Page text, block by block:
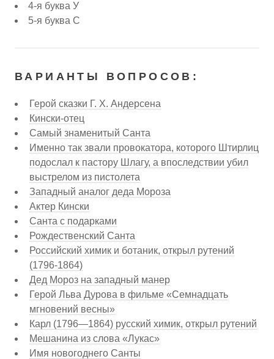
4-я буква У
5-я буква С
ВАРИАНТЫ ВОПРОСОВ:
Герой сказки Г. Х. Андерсена
Кински-отец
Самый знаменитый Санта
Именно так звали провокатора, которого Штирлиц
подослал к пастору Шлагу, а впоследствии убил
выстрелом из пистолета
Западный аналог деда Мороза
Актер Кински
Санта с подарками
Рождественский Санта
Российский химик и ботаник, открыл рутений
(1796-1864)
Дед Мороз на западный манер
Герой Льва Дурова в фильме «Семнадцать
мгновений весны»
Карл (1796—1864) русский химик, открыл рутений
Мешанина из слова «Лукас»
Имя новогоднего Санты